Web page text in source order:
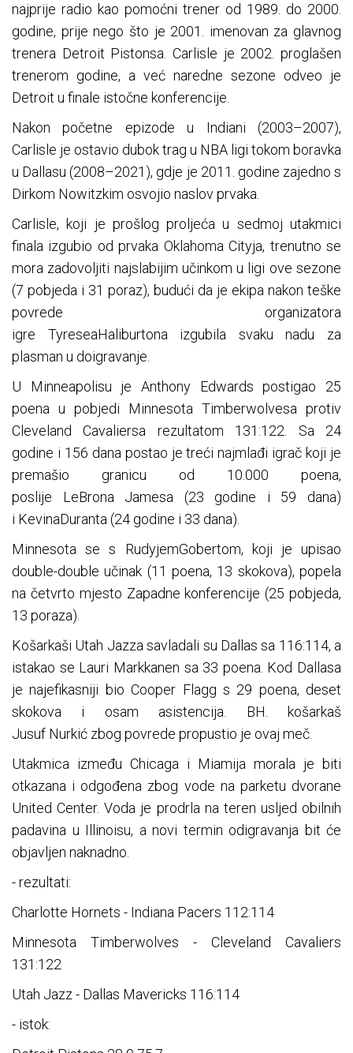
najprije radio kao pomoćni trener od 1989. do 2000.
godine, prije nego što je 2001. imenovan za glavnog
trenera Detroit Pistonsa. Carlisle je 2002. proglašen
trenerom godine, a već naredne sezone odveo je
Detroit u finale istočne konferencije.
Nakon početne epizode u Indiani (2003–2007),
Carlisle je ostavio dubok trag u NBA ligi tokom boravka
u Dallasu (2008–2021), gdje je 2011. godine zajedno s
Dirkom Nowitzkim osvojio naslov prvaka.
Carlisle, koji je prošlog proljeća u sedmoj utakmici
finala izgubio od prvaka Oklahoma Cityja, trenutno se
mora zadovoljiti najslabijim učinkom u ligi ove sezone
(7 pobjeda i 31 poraz), budući da je ekipa nakon teške
povrede organizatora
igre TyreseaHaliburtona izgubila svaku nadu za
plasman u doigravanje.
U Minneapolisu je Anthony Edwards postigao 25
poena u pobjedi Minnesota Timberwolvesa protiv
Cleveland Cavaliersa rezultatom 131:122. Sa 24
godine i 156 dana postao je treći najmlađi igrač koji je
premašio granicu od 10.000 poena,
poslije LeBrona Jamesa (23 godine i 59 dana)
i KevinaDuranta (24 godine i 33 dana).
Minnesota se s RudyjemGobertom, koji je upisao
double-double učinak (11 poena, 13 skokova), popela
na četvrto mjesto Zapadne konferencije (25 pobjeda,
13 poraza).
Košarkaši Utah Jazza savladali su Dallas sa 116:114, a
istakao se Lauri Markkanen sa 33 poena. Kod Dallasa
je najefikasniji bio Cooper Flagg s 29 poena, deset
skokova i osam asistencija. BH. košarkaš
Jusuf Nurkić zbog povrede propustio je ovaj meč.
Utakmica između Chicaga i Miamija morala je biti
otkazana i odgođena zbog vode na parketu dvorane
United Center. Voda je prodrla na teren usljed obilnih
padavina u Illinoisu, a novi termin odigravanja bit će
objavljen naknadno.
- rezultati:
Charlotte Hornets - Indiana Pacers 112:114
Minnesota Timberwolves - Cleveland Cavaliers
131:122
Utah Jazz - Dallas Mavericks 116:114
- istok: